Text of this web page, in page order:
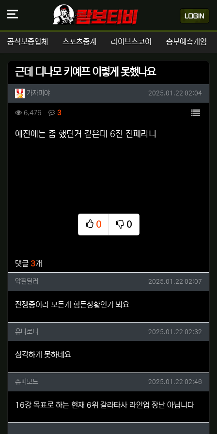
공식보증업체 스포츠중계 라이브스코어 승부예측게임
근데 디나모 키예프 이렇게 못했나요
작성자 정보
가자미야작성 작성일
2025.01.22 02:04
컨텐츠 정보
6,476조회 3댓글 목록
본문
예전에는 좀 했던거 같은데 6전 전패라니
0
추천
0
비추천
댓글 3개
악질딜러님의 댓글
악질딜러 작성일
2025.01.22 02:07
전쟁중이라 모든게 힘든상황인가 봐요
유나로니님의 댓글
유나로니 작성일
2025.01.22 02:32
심각하게 못하네요
슈퍼보드님의 댓글
슈퍼보드 작성일
2025.01.22 02:46
16강 목표로 하는 현재 6위 갈라타사 라인업 장난 아닙니다